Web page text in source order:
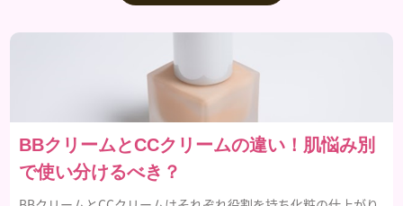
BBクリームとCCクリームの違い！肌悩み別
で使い分けるべき？